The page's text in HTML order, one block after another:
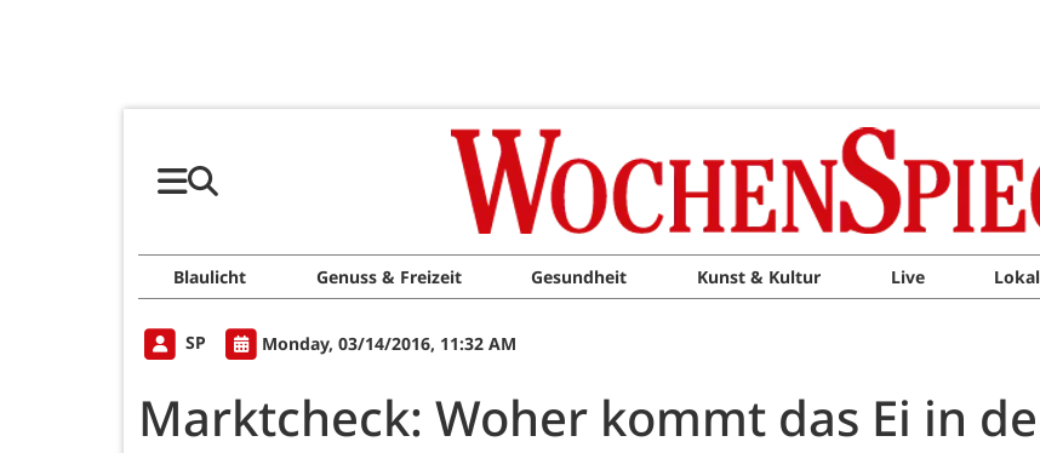
Blaulicht Genuss & Freizeit Gesundheit Kunst & Kultur Live
SP Monday, 03/14/2016, 11:32 AM
Marktcheck: Woher kommt das Ei in